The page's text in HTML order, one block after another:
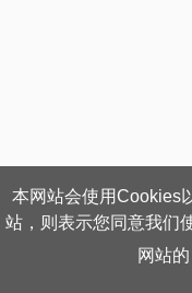
本网站会使用Cookies
站，则表示您同意我们
网站的